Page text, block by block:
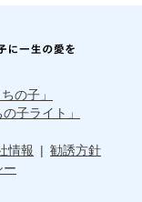
の子」
子ライト」
情報
勧誘方針
ー